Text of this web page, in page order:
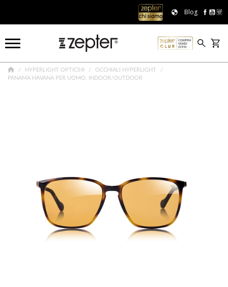
Blog
HYPERLIGHT OPTICS®
OCCHIALI HYPERLIGHT
PANAMA HAVANA PER UOMO, INDOOR/OUTDOOR